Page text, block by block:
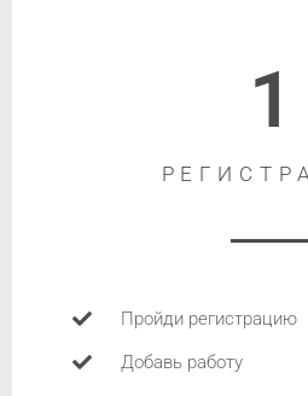
1
Пройди регистрацию
Добавь работу